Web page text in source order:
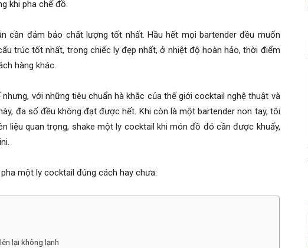
khi pha chế đồ.
cần đảm bảo chất lượng tốt nhất. Hầu hết mọi bartender đều muốn
trúc tốt nhất, trong chiếc ly đẹp nhất, ở nhiệt độ hoàn hảo, thời điểm
hàng khác.
với những tiêu chuẩn hà khắc của thế giới cocktail nghệ thuật và
đa số đều không đạt được hết. Khi còn là một bartender non tay, tôi
liệu quan trọng, shake một ly cocktail khi món đồ đó cần được khuấy,
một ly cocktail đúng cách hay chưa:
lại không lạnh